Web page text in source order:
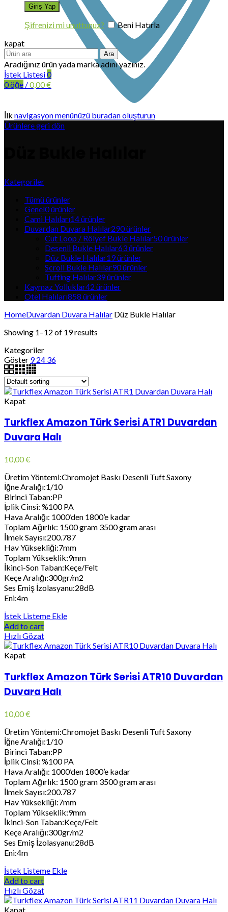
Şifrenizi mi unuttunuz?
Beni Hatırla
kapat
Ara
Aradığınız ürün yada marka adını yazınız.
İstek Listesi0
0öğe /0,00€
İlk navigasyon menünüzü buradan oluşturun
Ürünlere geri dön
Kategoriler
Tümüürünler
Genel0ürünler
Cami Halıları14ürünler
Duvardan Duvara Halılar290ürünler
Cut Loop / Rölyef Bukle Halılar50ürünler
Desenli Bukle Halılar63ürünler
Düz Bukle Halılar19ürünler
Scroll Bukle Halılar90ürünler
Tufting Halılar39ürünler
Kaymaz Yolluklar42 ürünler
Otel Halıları858 ürünler
HomeDuvardan Duvara Halılar Düz Bukle Halılar
Showing 1–12 of 19 results
Kategoriler
Göster 9 24 36
Kapat
Turkflex Amazon Türk Serisi ATR1 Duvardan
Duvara Halı
10,00€
Üretim Yöntemi:Chromojet Baskı Desenli Tuft Saxony
İğne Aralığı:1/10
Birinci Taban:PP
İplik Cinsi: %100 PA
Hava Aralığı: 1000’den 1800’e kadar
Toplam Ağırlık: 1500 gram 3500 gram arası
İlmek Sayısı:200.787
Hav Yüksekliği:7mm
Toplam Yükseklik:9mm
İkinci-Son Taban:Keçe/Felt
Keçe Aralığı:300gr/m2
Ses Emiş İzolasyanu:28dB
Eni:4m
İstek Listeme Ekle
Add to cart
Hızlı Gözat
Kapat
Turkflex Amazon Türk Serisi ATR10 Duvardan
Duvara Halı
10,00€
Üretim Yöntemi:Chromojet Baskı Desenli Tuft Saxony
İğne Aralığı:1/10
Birinci Taban:PP
İplik Cinsi: %100 PA
Hava Aralığı: 1000’den 1800’e kadar
Toplam Ağırlık: 1500 gram 3500 gram arası
İlmek Sayısı:200.787
Hav Yüksekliği:7mm
Toplam Yükseklik:9mm
İkinci-Son Taban:Keçe/Felt
Keçe Aralığı:300gr/m2
Ses Emiş İzolasyanu:28dB
Eni:4m
İstek Listeme Ekle
Add to cart
Hızlı Gözat
Kapat